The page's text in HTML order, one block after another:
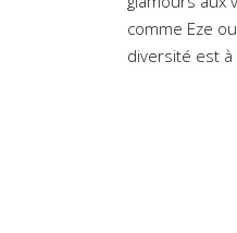
comme Eze
diversité est à